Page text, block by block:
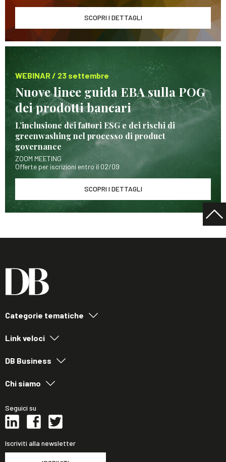
SCOPRI I DETTAGLI
WEBINAR / 23 settembre
Nuove linee guida EBA sulla POG
dei prodotti bancari
L’inclusione dei fattori ESG e dei rischi di
greenwashing nel processo di product
governance
ZOOM MEETING
Offerte per iscrizioni entro il 02/09
SCOPRI I DETTAGLI
Categorie tematiche
Link veloci
DB Business
Chi siamo
Seguici su
Iscriviti alla newsletter